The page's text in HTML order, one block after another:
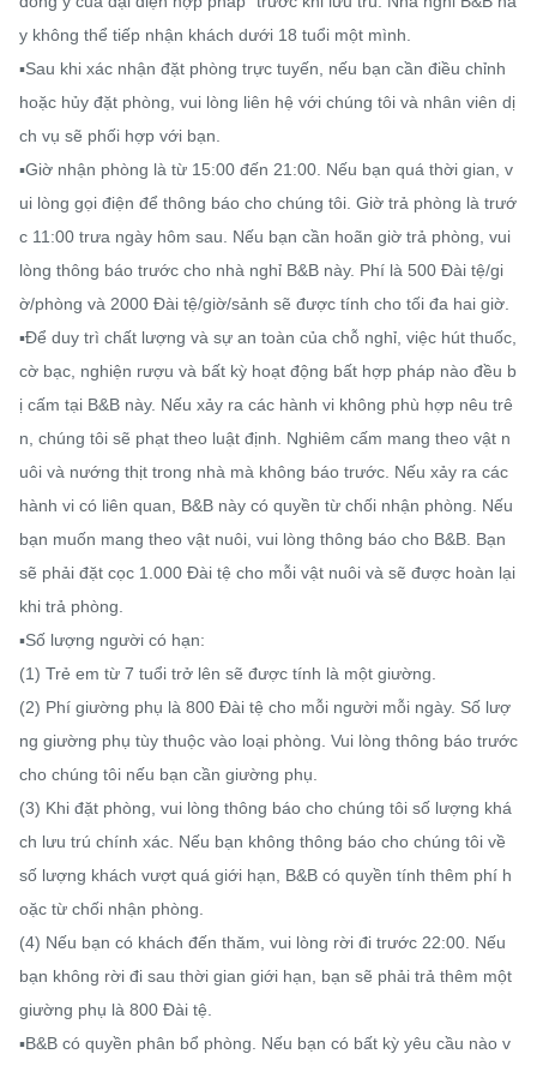
y không thể tiếp nhận khách dưới 18 tuổi một mình.
▪️Sau khi xác nhận đặt phòng trực tuyến, nếu bạn cần điều chỉnh
hoặc hủy đặt phòng, vui lòng liên hệ với chúng tôi và nhân viên dị
ch vụ sẽ phối hợp với bạn.
▪️Giờ nhận phòng là từ 15:00 đến 21:00. Nếu bạn quá thời gian, v
ui lòng gọi điện để thông báo cho chúng tôi. Giờ trả phòng là trướ
c 11:00 trưa ngày hôm sau. Nếu bạn cần hoãn giờ trả phòng, vui
lòng thông báo trước cho nhà nghỉ B&B này. Phí là 500 Đài tệ/gi
ờ/phòng và 2000 Đài tệ/giờ/sảnh sẽ được tính cho tối đa hai giờ.
▪️Để duy trì chất lượng và sự an toàn của chỗ nghỉ, việc hút thuốc,
cờ bạc, nghiện rượu và bất kỳ hoạt động bất hợp pháp nào đều b
ị cấm tại B&B này. Nếu xảy ra các hành vi không phù hợp nêu trê
n, chúng tôi sẽ phạt theo luật định. Nghiêm cấm mang theo vật n
uôi và nướng thịt trong nhà mà không báo trước. Nếu xảy ra các
hành vi có liên quan, B&B này có quyền từ chối nhận phòng. Nếu
bạn muốn mang theo vật nuôi, vui lòng thông báo cho B&B. Bạn
sẽ phải đặt cọc 1.000 Đài tệ cho mỗi vật nuôi và sẽ được hoàn lại
khi trả phòng.
▪️Số lượng người có hạn:
(1) Trẻ em từ 7 tuổi trở lên sẽ được tính là một giường.
(2) Phí giường phụ là 800 Đài tệ cho mỗi người mỗi ngày. Số lượ
ng giường phụ tùy thuộc vào loại phòng. Vui lòng thông báo trước
cho chúng tôi nếu bạn cần giường phụ.
(3) Khi đặt phòng, vui lòng thông báo cho chúng tôi số lượng khá
ch lưu trú chính xác. Nếu bạn không thông báo cho chúng tôi về
số lượng khách vượt quá giới hạn, B&B có quyền tính thêm phí h
oặc từ chối nhận phòng.
(4) Nếu bạn có khách đến thăm, vui lòng rời đi trước 22:00. Nếu
bạn không rời đi sau thời gian giới hạn, bạn sẽ phải trả thêm một
giường phụ là 800 Đài tệ.
▪️B&B có quyền phân bổ phòng. Nếu bạn có bất kỳ yêu cầu nào v